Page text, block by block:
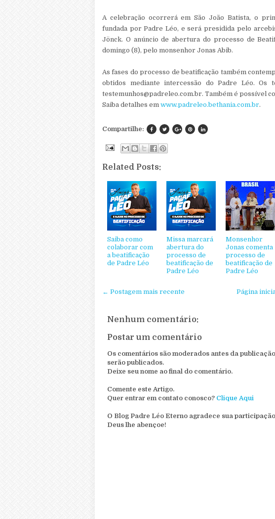
A celebração ocorrerá em São João Batista, o
fundada por Padre Léo, e será presidida pelo
Jönck. O anúncio de abertura do processo de
domingo (8), pelo monsenhor Jonas Abib.
As fases do processo de beatificação também
obtidos mediante intercessão do Padre Léo. Os
testemunhos@padreleo.com.br. Também é possível
Saiba detalhes em www.padreleo.bethania.com.br.
Compartilhe:
Related Posts:
Saiba como
colaborar com
a beatificação
de Padre Léo
Missa marcará
abertura do
processo de
beatificação de
Padre Léo
Monsenhor
Jonas comenta
processo de
beatificação de
Padre Léo
← Postagem mais recente Página
Nenhum comentário:
Postar um comentário
Os comentários são moderados antes da
serão publicados.
Deixe seu nome ao final do comentário.
Comente este Artigo.
Quer entrar em contato conosco? Clique Aqui
O Blog Padre Léo Eterno agradece sua
Deus lhe abençoe!